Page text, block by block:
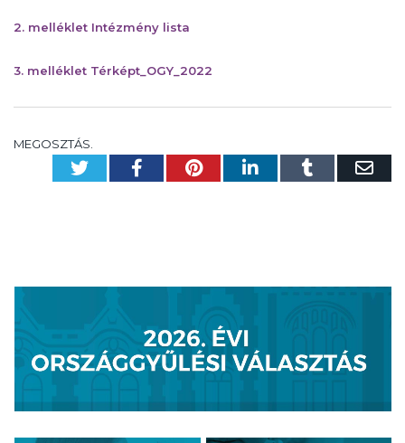
2. melléklet Intézmény lista
3. melléklet Térképt_OGY_2022
MEGOSZTÁS.
TwitterFacebookPinterest
LinkedIn
Tumblr